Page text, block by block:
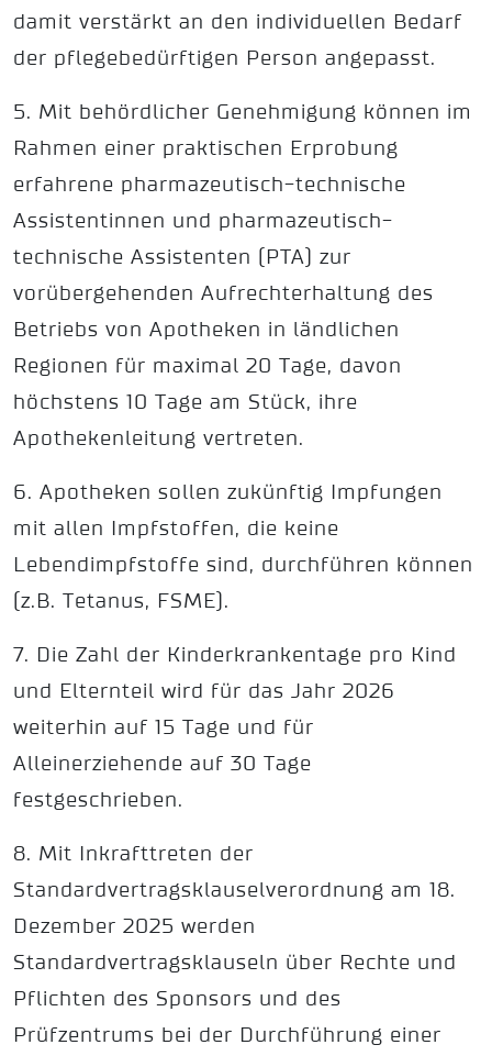
damit verstärkt an den individuellen Bedarf
der pflegebedürftigen Person angepasst.
5. Mit behördlicher Genehmigung können im
Rahmen einer praktischen Erprobung
erfahrene pharmazeutisch-technische
Assistentinnen und pharmazeutisch-
technische Assistenten (PTA) zur
vorübergehenden Aufrechterhaltung des
Betriebs von Apotheken in ländlichen
Regionen für maximal 20 Tage, davon
höchstens 10 Tage am Stück, ihre
Apothekenleitung vertreten.
6. Apotheken sollen zukünftig Impfungen
mit allen Impfstoffen, die keine
Lebendimpfstoffe sind, durchführen können
(z.B. Tetanus, FSME).
7. Die Zahl der Kinderkrankentage pro Kind
und Elternteil wird für das Jahr 2026
weiterhin auf 15 Tage und für
Alleinerziehende auf 30 Tage
festgeschrieben.
8. Mit Inkrafttreten der
Standardvertragsklauselverordnung am 18.
Dezember 2025 werden
Standardvertragsklauseln über Rechte und
Pflichten des Sponsors und des
Prüfzentrums bei der Durchführung einer